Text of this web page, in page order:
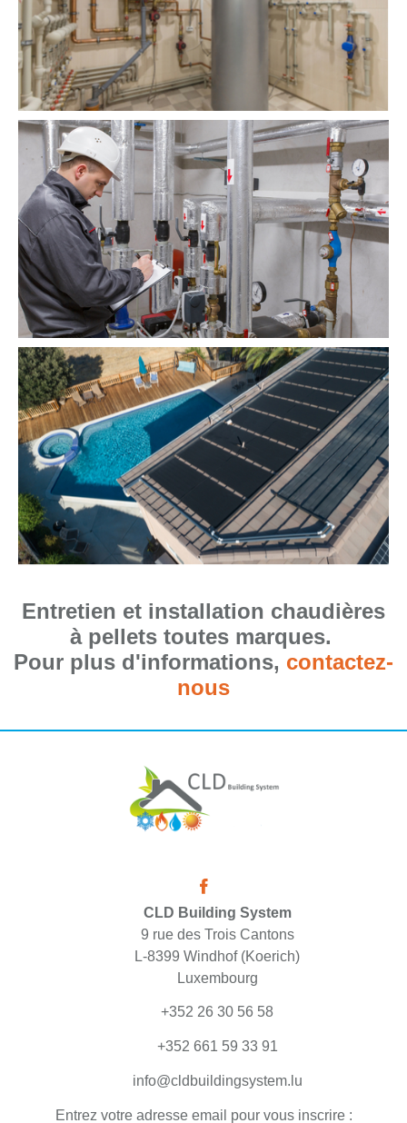
Entretien et installation chaudières
à pellets toutes marques.
Pour plus d'informations, contactez-
nous
CLD Building System
9 rue des Trois Cantons
L-8399 Windhof (Koerich)
Luxembourg
+352 26 30 56 58
+352 661 59 33 91
info@cldbuildingsystem.lu
Entrez votre adresse email pour vous inscrire :